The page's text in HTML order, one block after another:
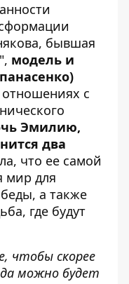
бывшая
", модель и
отношениях с
Эмилию,
два
что ее самой
мир для
а также
где будут
чтобы скорее
можно будет